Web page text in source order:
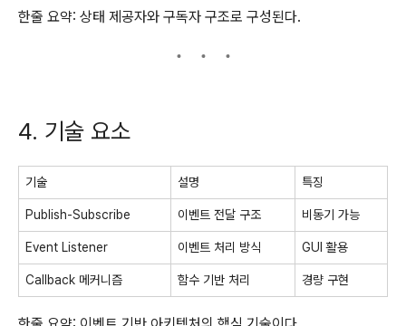
한줄 요약: 상태 제공자와 구독자 구조로 구성된다.
4. 기술 요소
기술 설명 특징
Publish-Subscribe 이벤트 전달 구조 비동기 가능
Event Listener 이벤트 처리 방식 GUI 활용
Callback 메커니즘 함수 기반 처리 경량 구현